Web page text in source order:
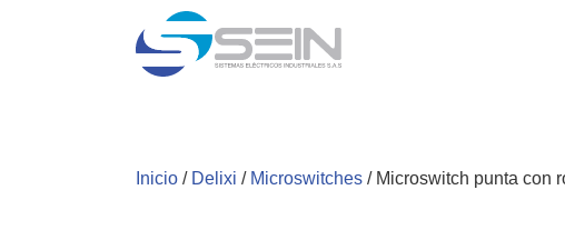
Inicio / Delixi / Microswitches / Microswitch punta con